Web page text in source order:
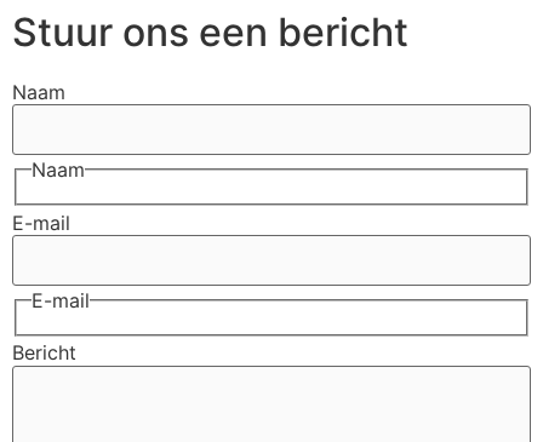
Stuur ons een bericht
Naam
Naam
E-mail
E-mail
Bericht